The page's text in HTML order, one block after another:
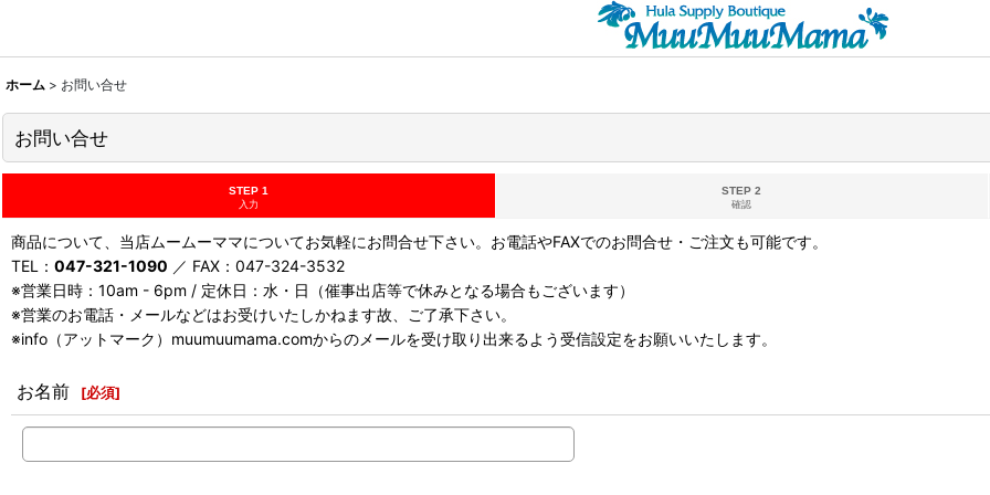
ホーム > お問い合せ
お問い合せ
STEP 1
入力
STEP 2
確認
商品について、当店ムームーママについてお気軽にお問合せ下さい。お電話やFAXでのお問合せ・ご注文も可能です。
TEL： 047-321-1090 ／ FAX：047-324-3532
※営業日時：10am - 6pm / 定休日：水・日（催事出店等で休みとなる場合もございます）
※営業のお電話・メールなどはお受けいたしかねます故、ご了承下さい。
※info（アットマーク）muumuumama.comからのメールを受け取り出来るよう受信設定をお願いいたします。
お名前 [必須]